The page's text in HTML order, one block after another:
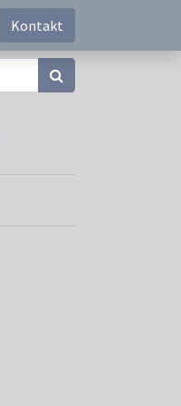
Kontakt